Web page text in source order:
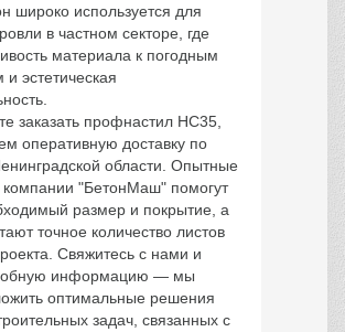
широко используется для
в частном секторе, где
материала к погодным
и эстетическая
заказать профнастил НС35,
оперативную доставку по
области. Опытные
компании "БетонМаш" помогут
размер и покрытие, а
точное количество листов
Свяжитесь с нами и
информацию — мы
оптимальные решения
задач, связанных с